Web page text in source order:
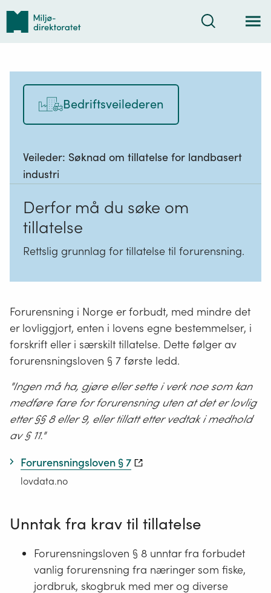
Tilbake
forsiden
Søk
Bedriftsveilederen
Veileder: Søknad om tillatelse for landbasert
industri
Derfor må du søke om
tillatelse
Rettslig grunnlag for tillatelse til forurensning.
Forurensning i Norge er forbudt, med mindre det
er lovliggjort, enten i lovens egne bestemmelser, i
forskrift eller i særskilt tillatelse. Dette følger av
forurensningsloven § 7 første ledd.
"Ingen må ha, gjøre eller sette i verk noe som kan
medføre fare for forurensning uten at det er lovlig
etter §§ 8 eller 9, eller tillatt etter vedtak i medhold
av § 11."
Forurensningsloven § 7
lovdata.no
Unntak fra krav til tillatelse
Forurensningsloven § 8 unntar fra forbudet
vanlig forurensning fra næringer som fiske,
jordbruk, skogbruk med mer og diverse